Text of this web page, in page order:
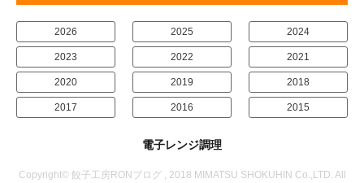
2026 2025 2024
2023 2022 2021
2020 2019 2018
2017 2016 2015
電子レンジ調理
Copyright© 餃子工房RONブログ , 2018 MIMATSU SHOKUHIN Co.,LTD. All